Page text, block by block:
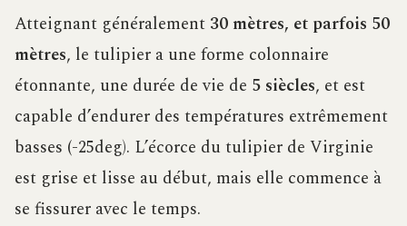
Atteignant généralement 30 mètres, et parfois 50
mètres, le tulipier a une forme colonnaire
étonnante, une durée de vie de 5 siècles, et est
capable d’endurer des températures extrêmement
basses (-25deg). L’écorce du tulipier de Virginie
est grise et lisse au début, mais elle commence à
se fissurer avec le temps.